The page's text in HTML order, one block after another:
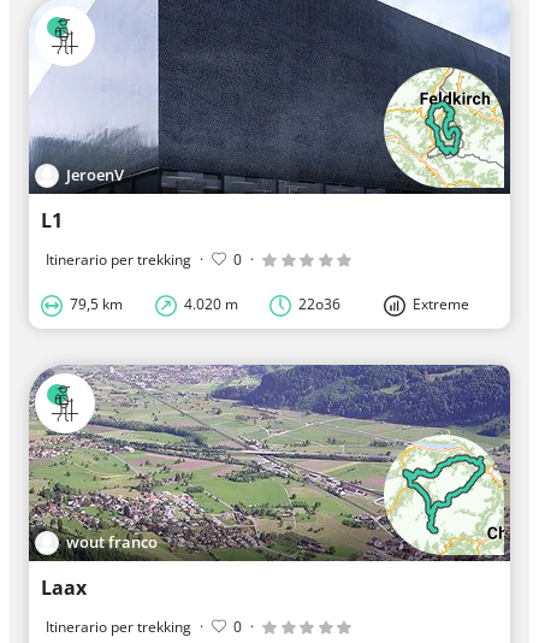
JeroenV
L1
Itinerario per trekking · 0 ·
79,5 km 4.020 m 22o36 Extreme
wout franco
Laax
Itinerario per trekking · 0 ·